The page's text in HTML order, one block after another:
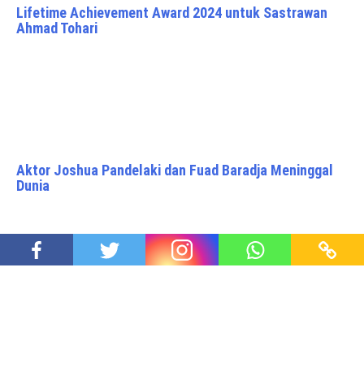
Lifetime Achievement Award 2024 untuk Sastrawan
Ahmad Tohari
Aktor Joshua Pandelaki dan Fuad Baradja Meninggal
Dunia